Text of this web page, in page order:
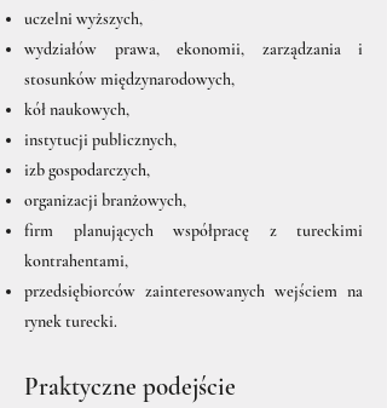
uczelni wyższych,
wydziałów prawa, ekonomii, zarządzania i
stosunków międzynarodowych,
kół naukowych,
instytucji publicznych,
izb gospodarczych,
organizacji branżowych,
firm planujących współpracę z tureckimi
kontrahentami,
przedsiębiorców zainteresowanych wejściem na
rynek turecki.
Praktyczne podejście